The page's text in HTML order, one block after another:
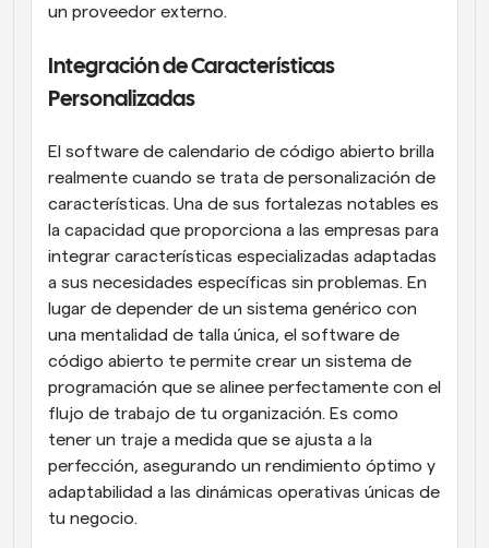
un proveedor externo.
Integración de Características
Personalizadas
El software de calendario de código abierto brilla
realmente cuando se trata de personalización de
características. Una de sus fortalezas notables es
la capacidad que proporciona a las empresas para
integrar características especializadas adaptadas
a sus necesidades específicas sin problemas. En
lugar de depender de un sistema genérico con
una mentalidad de talla única, el software de
código abierto te permite crear un sistema de
programación que se alinee perfectamente con el
flujo de trabajo de tu organización. Es como
tener un traje a medida que se ajusta a la
perfección, asegurando un rendimiento óptimo y
adaptabilidad a las dinámicas operativas únicas de
tu negocio.